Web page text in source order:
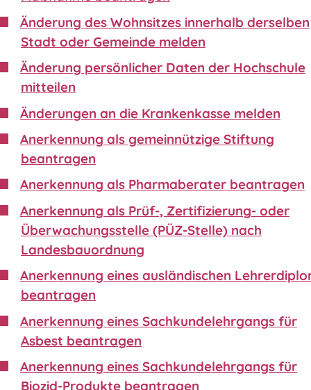
Änderung des Wohnsitzes innerhalb derselben
Stadt oder Gemeinde melden
Änderung persönlicher Daten der Hochschule
mitteilen
Änderungen an die Krankenkasse melden
Anerkennung als gemeinnützige Stiftung
beantragen
Anerkennung als Pharmaberater beantragen
Anerkennung als Prüf-, Zertifizierung- oder
Überwachungsstelle (PÜZ-Stelle) nach
Landesbauordnung
Anerkennung eines ausländischen
beantragen
Anerkennung eines Sachkundelehrgangs für
Asbest beantragen
Anerkennung eines Sachkundelehrgangs für
Biozid-Produkte beantragen